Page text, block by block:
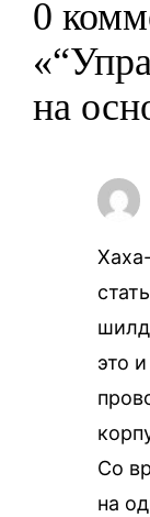
0
на
это
Со
на